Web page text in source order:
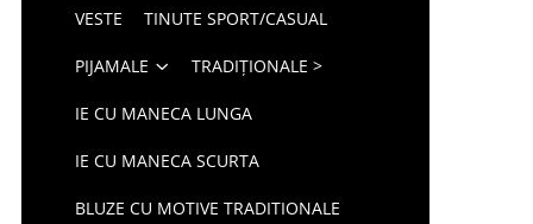
VESTE TINUTE SPORT/CASUAL
PIJAMALE TRADIȚIONALE >
IE CU MANECA LUNGA
IE CU MANECA SCURTA
BLUZE CU MOTIVE TRADITIONALE